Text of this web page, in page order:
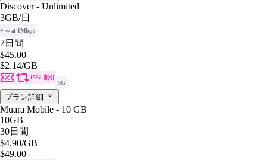
Discover - Unlimited
3GB/日
+ ∞ at 1Mbps
7日間
$45.00
$2.14/GB
15% 割引
5G
プラン詳細
Muara Mobile - 10 GB
10GB
30日間
$4.90/GB
$49.00